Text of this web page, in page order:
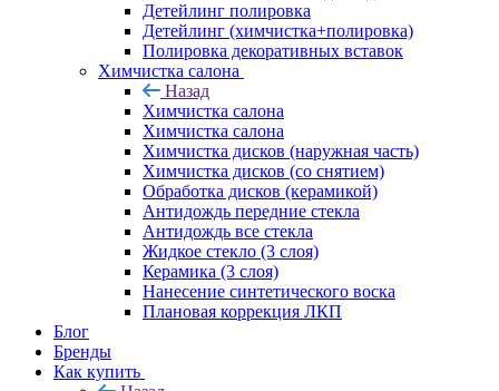
Детейлинг полировка
Детейлинг (химчистка+полировка)
Полировка декоративных вставок
Химчистка салона
Назад
Химчистка салона
Химчистка салона
Химчистка дисков (наружная часть)
Химчистка дисков (со снятием)
Обработка дисков (керамикой)
Антидождь передние стекла
Антидождь все стекла
Жидкое стекло (3 слоя)
Керамика (3 слоя)
Нанесение синтетического воска
Плановая коррекция ЛКП
Блог
Бренды
Как купить